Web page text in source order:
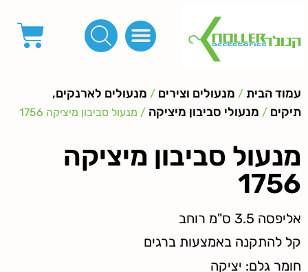
עמוד הבית / מנעולים וצירים / מנעולים לארנקים,
תיקים / מנעולי סביבון מיציקה / מנעול סביבון מיציקה 1756
מנעול סביבון מיציקה
1756
אליפסה 3.5 ס"מ רוחב
קל להתקנה באמצעות ברגים
חומר גלם: יציקה